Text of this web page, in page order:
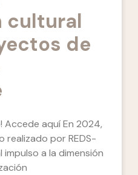
cultural
de
Accede aquí En 2024,
por REDS-
impulso a la dimensión